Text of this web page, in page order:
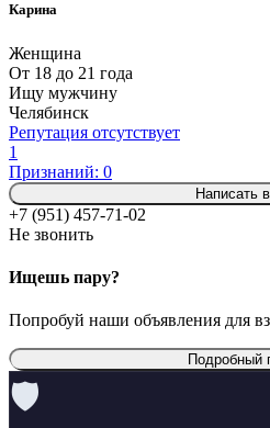
Карина
Женщина
От 18 до 21 года
Ищу мужчину
Челябинск
Репутация отсутствует
1
Признаний: 0
Написать
+7 (951) 457-71-02
Не звонить
Ищешь пару?
Попробуй наши объявления для
Подробный
🛡